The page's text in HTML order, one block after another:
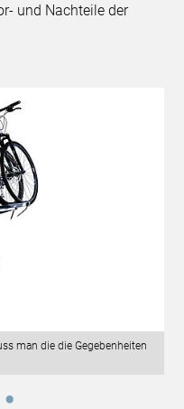
und Nachteile der
man die die Gegebenheiten